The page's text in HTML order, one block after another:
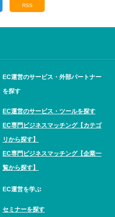
RSS
EC運営のサービス・外部パートナー
を探す
EC運営のサービス・ツールを探す
EC専門ビジネスマッチング【カテゴ
リから探す】
EC専門ビジネスマッチング【企業一
覧から探す】
EC運営を学ぶ
セミナーを探す